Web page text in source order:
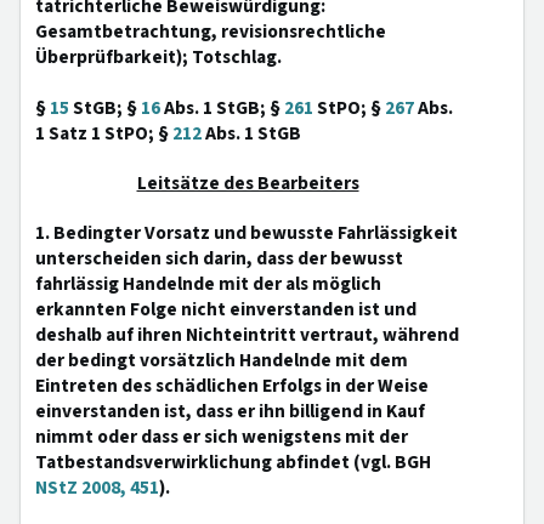
tatrichterliche Beweiswürdigung:
Gesamtbetrachtung, revisionsrechtliche
Überprüfbarkeit); Totschlag.
§15StGB; §16Abs. 1 StGB; §261StPO; §267Abs.
1 Satz 1 StPO; §212Abs. 1 StGB
Leitsätze des Bearbeiters
1. Bedingter Vorsatz und bewusste Fahrlässigkeit
unterscheiden sich darin, dass der bewusst
fahrlässig Handelnde mit der als möglich
erkannten Folge nicht einverstanden ist und
deshalb auf ihren Nichteintritt vertraut, während
der bedingt vorsätzlich Handelnde mit dem
Eintreten des schädlichen Erfolgs in der Weise
einverstanden ist, dass er ihn billigend in Kauf
nimmt oder dass er sich wenigstens mit der
Tatbestandsverwirklichung abfindet (vgl. BGH
NStZ 2008, 451).